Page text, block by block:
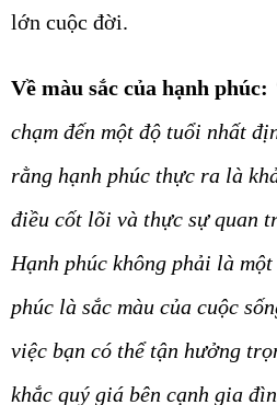
lớn cuộc đời.
Về màu sắc của hạnh phúc:
chạm đến một độ tuổi nhất
rằng hạnh phúc thực ra là
điều cốt lõi và thực sự quan
Hạnh phúc không phải là
phúc là sắc màu của cuộc
việc bạn có thể tận hưởng
khắc quý giá bên cạnh gia